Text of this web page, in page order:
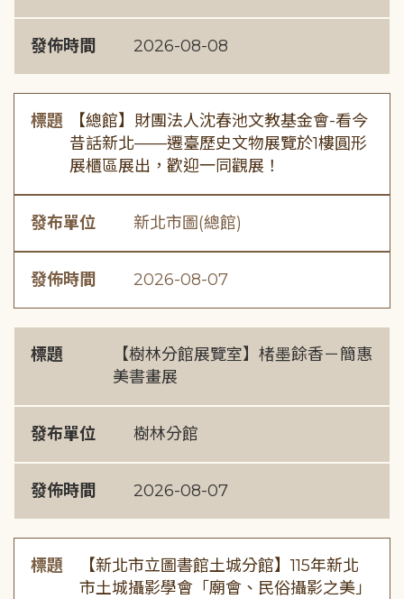
發佈時間 2026-08-08
標題
【總館】財團法人沈春池文教基金會-看今
昔話新北——遷臺歷史文物展覽於1樓圓形
展櫃區展出，歡迎一同觀展！
發布單位 新北市圖(總館)
發佈時間 2026-08-07
標題
【樹林分館展覽室】楮墨餘香－簡惠
美書畫展
發布單位 樹林分館
發佈時間 2026-08-07
標題
【新北市立圖書館土城分館】115年新北
市土城攝影學會「廟會、民俗攝影之美」